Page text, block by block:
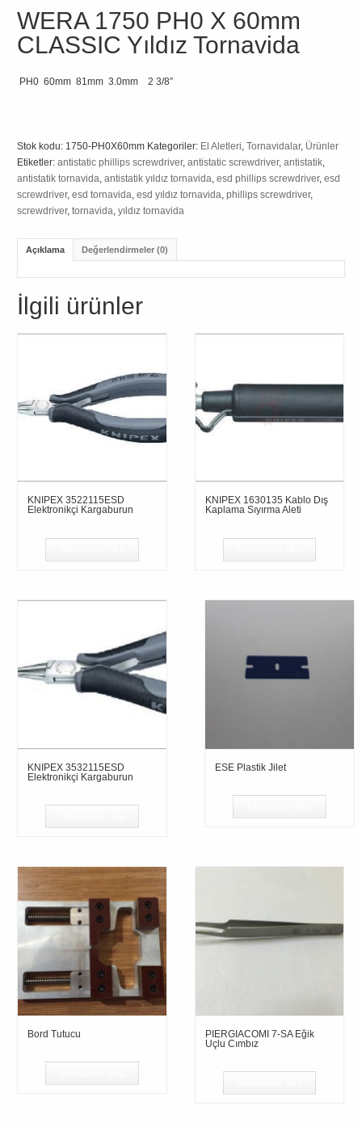
WERA 1750 PH0 X 60mm
CLASSIC Yıldız Tornavida
PH0 60mm 81mm 3.0mm 2 3/8″
Stok kodu: 1750-PH0X60mm Kategoriler: El Aletleri ,Tornavidalar, Ürünler
Etiketler:antistatic phillips screwdriver,antistatic screwdriver,antistatik
antistatik tornavida ,antistatik yıldız tornavida ,esd phillips screwdriver,esd
screwdriver,esd tornavida ,esd yıldız tornavida ,phillips screwdriver,
screwdriver,tornavida ,yıldız tornavida
Açıklama Değerlendirmeler (0)
İlgili ürünler
KNIPEX 3522115ESD
Elektronikçi Kargaburun
KNIPEX 1630135 Kablo Dış
Kaplama Sıyırma Aleti
KNIPEX 3532115ESD
Elektronikçi Kargaburun
ESE Plastik Jilet
Bord Tutucu
PIERGIACOMI 7-SA Eğik
Uçlu Cımbız